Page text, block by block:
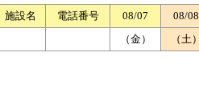
施設名 電話番号 08/07
08/08
（金）
（土